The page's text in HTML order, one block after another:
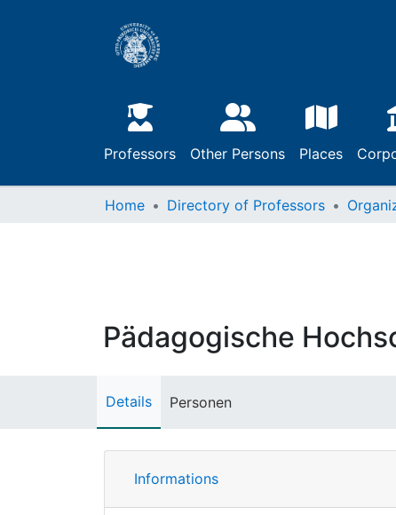
Professors Other Persons Places
Home Directory of Professors
Pädagogische
Details Personen
Informations